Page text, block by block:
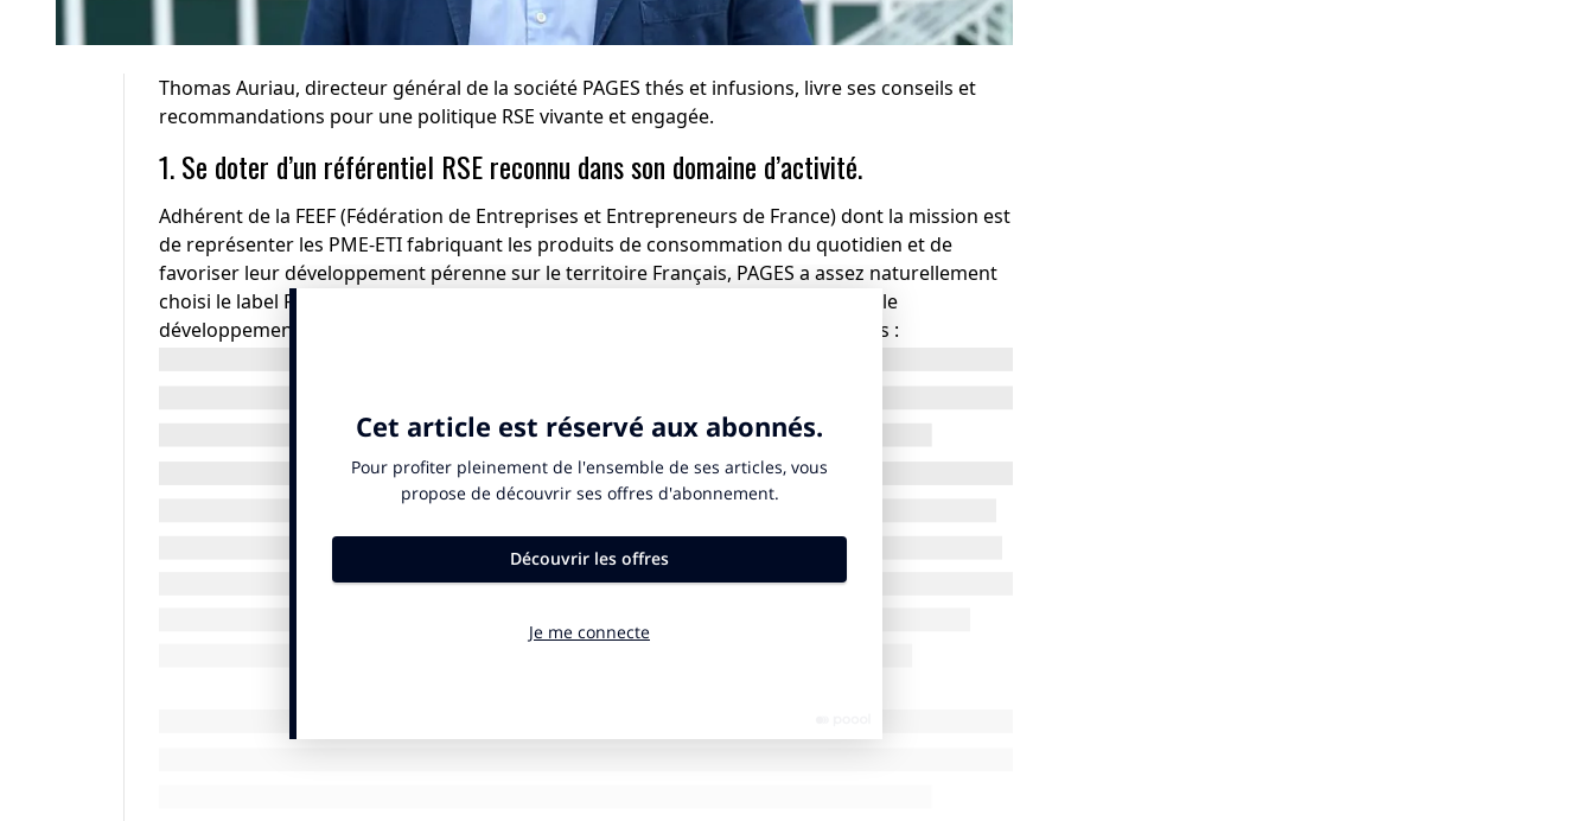
Thomas Auriau, directeur général de la société PAGES thés et infusions, livre ses conseils et
recommandations pour une politique RSE vivante et engagée.
1. Se doter d’un référentiel RSE reconnu dans son domaine d’activité.
Adhérent de la FEEF (Fédération de Entreprises et Entrepreneurs de France) dont la mission est
de représenter les PME-ETI fabriquant les produits de consommation du quotidien et de
favoriser leur développement pérenne sur le territoire Français, PAGES a assez naturellement
choisi le label RSE PME+ porté par la FEEF comme référentiel pour accompagner le
développement de sa stratégie et de son plan d’action RSE pour plusieurs raisons :
gage de sérieux d’autant plus que la labellisation nécessite un audit physique sur site tous les 2
ans, ce qui n’est pas le cas pour tous les labels.
– Le Label PME+ est uniquement destiné aux PME et ETI françaises fournisseurs de la
distribution, ce qui fait fortement écho à notre stratégie de création de valeur économique,
– Depuis sa création en 2014, le label PME+ n’a cessé de se développer et de recruter de
nouvelles entreprises, plus de 250 à date, ce qui représente près de 4% des ventes en grandes
– Le label est reconnu de nos clients de la grande distribution, qui mettent en avant les